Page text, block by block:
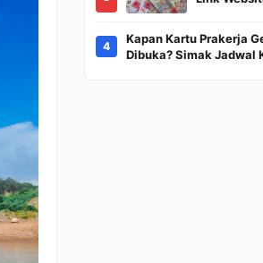
Dana
4
Kapan Kartu Prakerja
Dibuka? Simak Jadwal